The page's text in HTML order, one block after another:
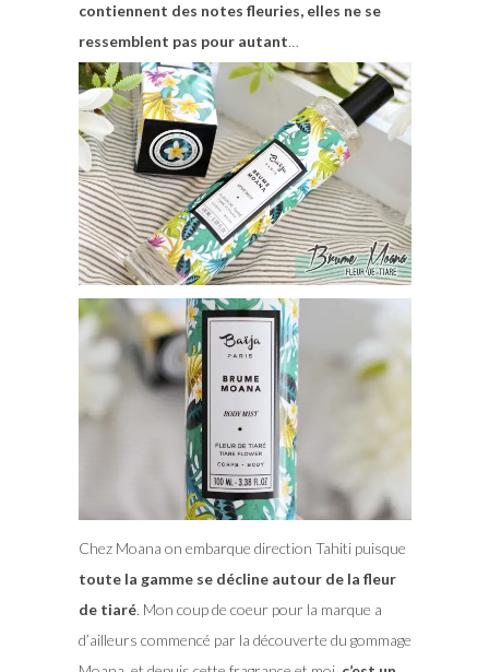
contiennent des notes fleuries, elles ne se
ressemblent pas pour autant…
Chez Moana on embarque direction Tahiti puisque
toute la gamme se décline autour de la fleur
de tiaré. Mon coup de coeur pour la marque a
d’ailleurs commencé par la découverte du gommage